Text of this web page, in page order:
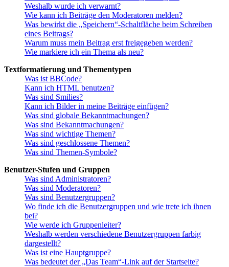
Weshalb wurde ich verwarnt?
Wie kann ich Beiträge den Moderatoren melden?
Was bewirkt die „Speichern“-Schaltfläche beim Schreiben
eines Beitrags?
Warum muss mein Beitrag erst freigegeben werden?
Wie markiere ich ein Thema als neu?
Textformatierung und Thementypen
Was ist BBCode?
Kann ich HTML benutzen?
Was sind Smilies?
Kann ich Bilder in meine Beiträge einfügen?
Was sind globale Bekanntmachungen?
Was sind Bekanntmachungen?
Was sind wichtige Themen?
Was sind geschlossene Themen?
Was sind Themen-Symbole?
Benutzer-Stufen und Gruppen
Was sind Administratoren?
Was sind Moderatoren?
Was sind Benutzergruppen?
Wo finde ich die Benutzergruppen und wie trete ich ihnen
bei?
Wie werde ich Gruppenleiter?
Weshalb werden verschiedene Benutzergruppen farbig
dargestellt?
Was ist eine Hauptgruppe?
Was bedeutet der „Das Team“-Link auf der Startseite?